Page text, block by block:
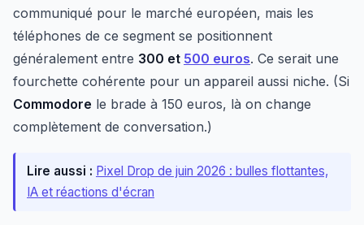
communiqué pour le marché européen, mais les
téléphones de ce segment se positionnent
généralement entre 300 et 500 euros. Ce serait une
fourchette cohérente pour un appareil aussi niche. (Si
Commodore le brade à 150 euros, là on change
complètement de conversation.)
Lire aussi : Pixel Drop de juin 2026 : bulles flottantes,
IA et réactions d'écran